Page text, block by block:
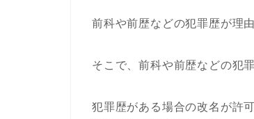
前科や前歴などの犯罪歴が理
そこで、前科や前歴などの犯
犯罪歴がある場合の改名が許